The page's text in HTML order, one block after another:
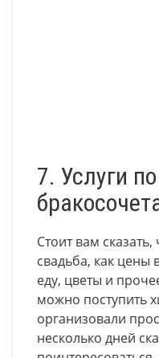
7. Услуги
Стоит вам
свадьба, как цены
еду, цветы и
можно поступить
организовали
несколько дней